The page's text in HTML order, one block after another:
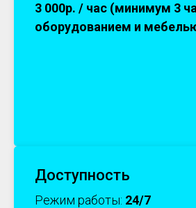
3 000р. / час (минимум 3
оборудованием и
Доступность
Режим работы: 24/7